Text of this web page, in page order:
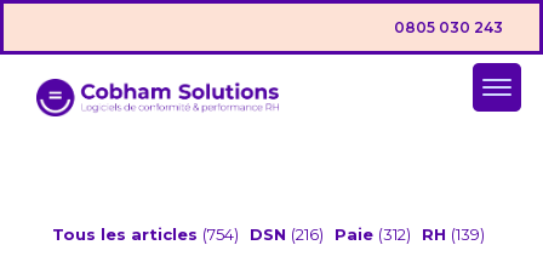
0805 030 243
Tous les articles (754) DSN (216) Paie (312) RH (139)